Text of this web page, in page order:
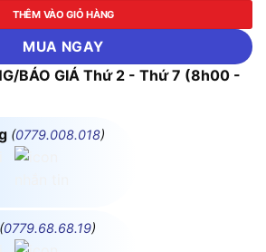
THÊM VÀO GIỎ HÀNG
MUA NGAY
BÁO GIÁ Thứ 2 - Thứ 7 (8h00 -
(0779.008.018)
(0779.68.68.19)